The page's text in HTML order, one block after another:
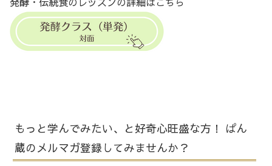
もっと学んでみたい、と好奇心旺盛な方！ ぱん
蔵のメルマガ登録してみませんか？